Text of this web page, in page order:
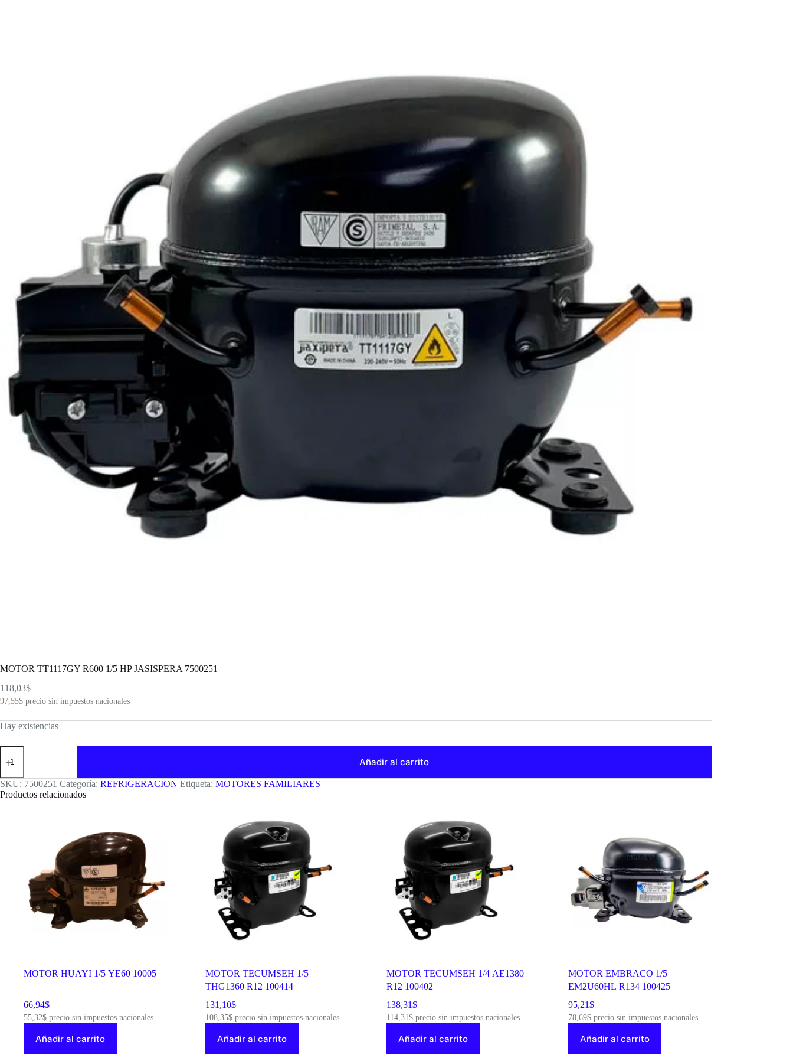
MOTOR TT1117GY R600 1/5 HP JASISPERA 7500251
118,03$
97,55$ precio sin impuestos nacionales
Hay existencias
MOTOR
TT1117GY
1/5
HP
JASISPERA
Añadir al carrito
SKU: 7500251 Categoría: REFRIGERACION Etiqueta: MOTORES FAMILIARES
Productos relacionados
MOTOR HUAYI 1/5 YE60 10005
66,94$
55,32$ precio sin impuestos nacionales
Añadir al carrito
MOTOR TECUMSEH 1/5
THG1360 R12 100414
131,10$
108,35$precio sin impuestos nacionales
Añadir al carrito
MOTOR TECUMSEH 1/4 AE1380
R12 100402
138,31$
114,31$ precio sin impuestos nacionales
Añadir al carrito
MOTOR EMBRACO 1/5
EM2U60HL R134 100425
95,21$
78,69$precio sin impuestos nacionales
Añadir al carrito